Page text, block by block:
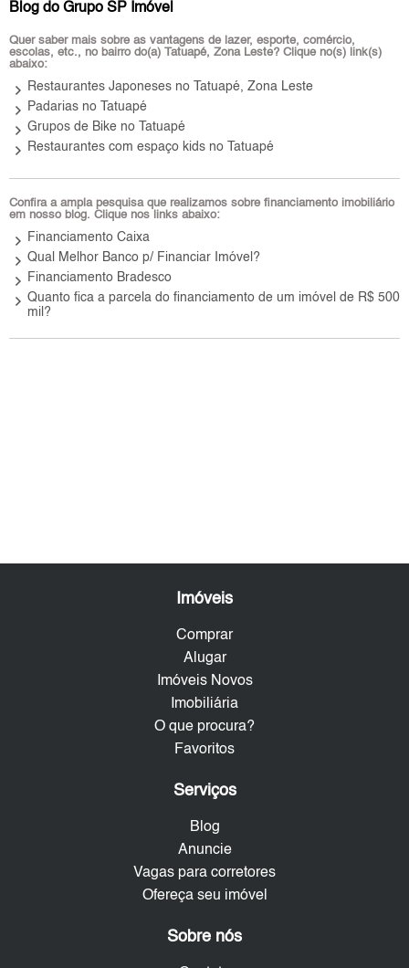
Blog do Grupo SP Imóvel
Quer saber mais sobre as vantagens de lazer, esporte, comércio,
escolas, etc., no bairro do(a) Tatuapé, Zona Leste? Clique no(s) link(s)
abaixo:
keyboard_arrow_right Restaurantes Japoneses no Tatuapé, Zona Leste
keyboard_arrow_right Padarias no Tatuapé
keyboard_arrow_right Grupos de Bike no Tatuapé
keyboard_arrow_right Restaurantes com espaço kids no Tatuapé
Confira a ampla pesquisa que realizamos sobre financiamento imobiliário
em nosso blog. Clique nos links abaixo:
keyboard_arrow_right Financiamento Caixa
keyboard_arrow_right Qual Melhor Banco p/ Financiar Imóvel?
keyboard_arrow_right Financiamento Bradesco
keyboard_arrow_right Quanto fica a parcela do financiamento de um imóvel de R$ 500
mil?
Imóveis
Comprar
Alugar
Imóveis Novos
Imobiliária
O que procura?
Favoritos
Serviços
Blog
Anuncie
Vagas para corretores
Ofereça seu imóvel
Sobre nós